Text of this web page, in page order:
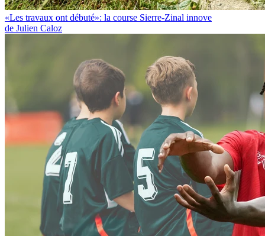
«Les travaux ont débuté»: la course Sierre-Zinal innove
de Julien Caloz